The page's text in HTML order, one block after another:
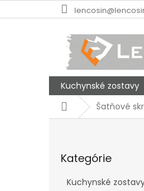
na
Kuchynské zostavy
DomovŠatňové
kategórie
Kategórie
Kuchynské